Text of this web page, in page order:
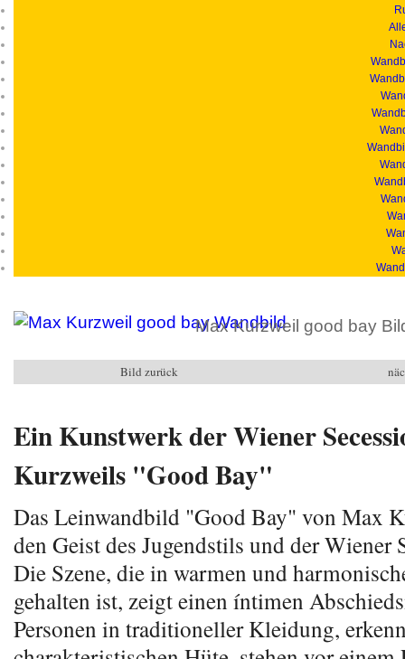
Max Kurzweil good bay
Bild zurück
Ein Kunstwerk der Wiener
Kurzweils "Good Bay"
Das Leinwandbild "Good Bay" von Max
den Geist des Jugendstils und der Wiener
Die Szene, die in warmen und
gehalten ist, zeigt einen íntimen
Personen in traditioneller Kleidung,